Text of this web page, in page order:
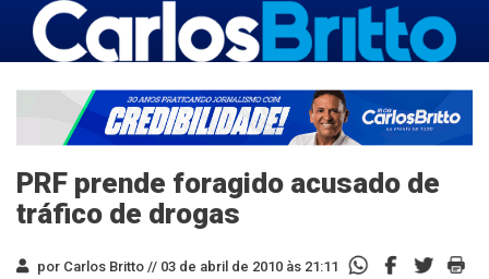
PRF prende foragido acusado de
tráfico de drogas
por Carlos Britto // 03 de abril de 2010 às 21:11